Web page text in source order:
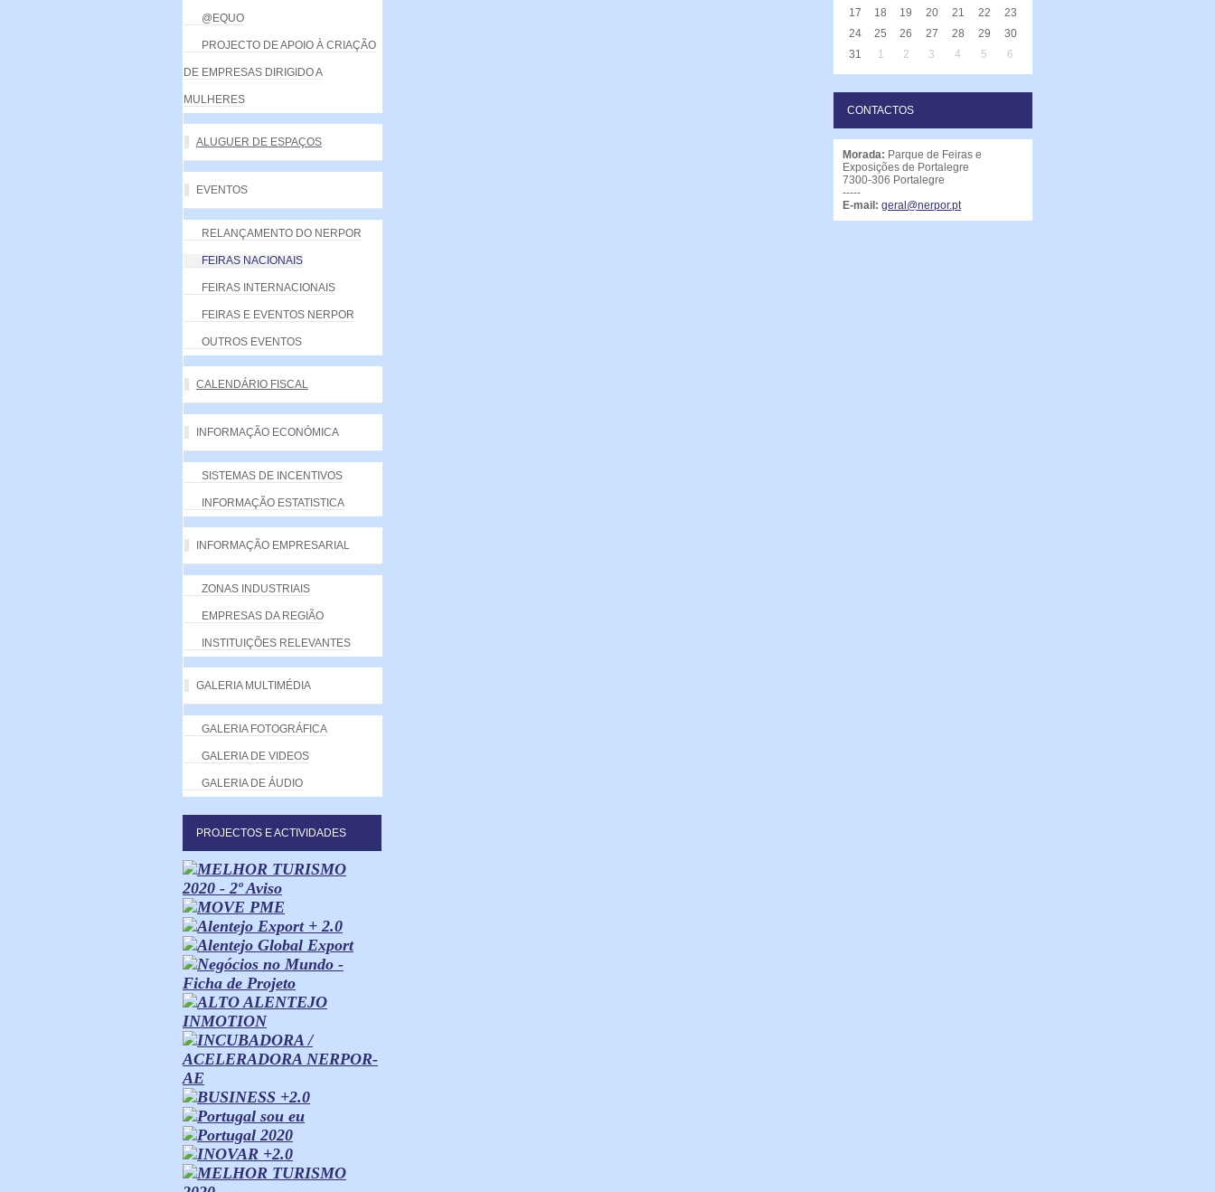
@EQUO
PROJECTO DE APOIO À CRIAÇÃO
DE EMPRESAS DIRIGIDO A
MULHERES
ALUGUER DE ESPAÇOS
EVENTOS
RELANÇAMENTO DO NERPOR
FEIRAS NACIONAIS
FEIRAS INTERNACIONAIS
FEIRAS E EVENTOS NERPOR
OUTROS EVENTOS
CALENDÁRIO FISCAL
INFORMAÇÃO ECONÓMICA
SISTEMAS DE INCENTIVOS
INFORMAÇÃO ESTATISTICA
INFORMAÇÃO EMPRESARIAL
ZONAS INDUSTRIAIS
EMPRESAS DA REGIÃO
INSTITUIÇÕES RELEVANTES
GALERIA MULTIMÉDIA
GALERIA FOTOGRÁFICA
GALERIA DE VIDEOS
GALERIA DE ÁUDIO
PROJECTOS E ACTIVIDADES
17
18 19 20 21 22
23
24
25 26 27 28 29
30
31
1 2 3 4 5 6
CONTACTOS
Morada: Parque de Feiras e
Exposições de Portalegre
7300-306 Portalegre
-----
E-mail: geral@nerpor.pt